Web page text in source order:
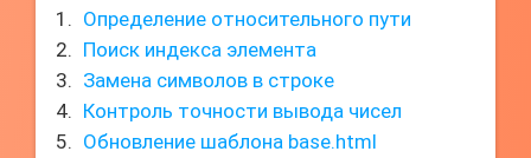
Определение относительного пути
Поиск индекса элемента
Замена символов в строке
Контроль точности вывода чисел
Обновление шаблона base.html